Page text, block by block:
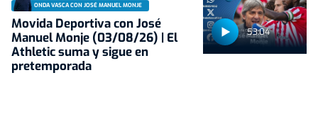
53:04
ONDA VASCA CON JOSÉ MANUEL MONJE
Movida Deportiva con José
Manuel Monje (03/08/26) | El
Athletic suma y sigue en
pretemporada